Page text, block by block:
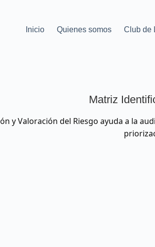
Inicio Quienes somos Club de
Matriz
y Valoración del Riesgo ayuda a la